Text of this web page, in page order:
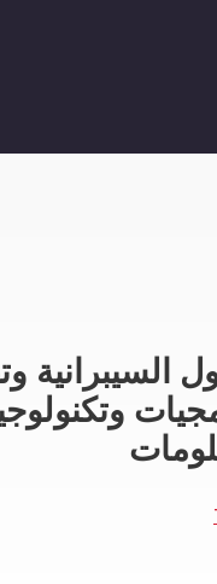
السيبرانية